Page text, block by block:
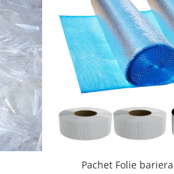
Pachet Folie